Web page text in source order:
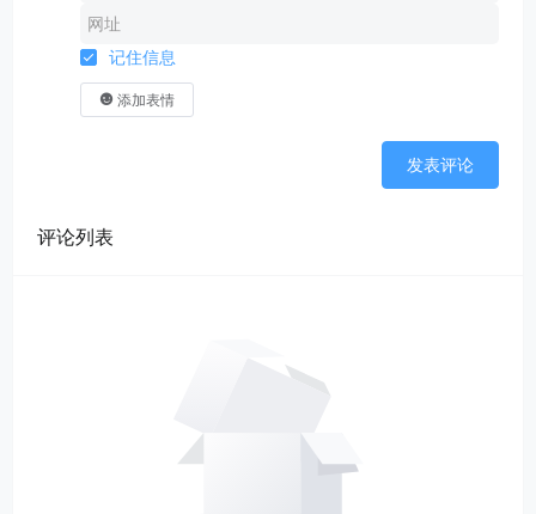
记住信息
添加表情
发表评论
评论列表